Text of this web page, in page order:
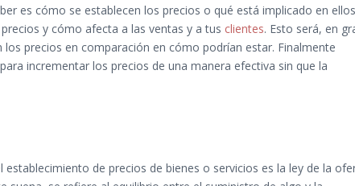
es cómo se establecen los precios o qué está implicado en
y cómo afecta a las ventas y a tus clientes. Esto será, en
precios en comparación en cómo podrían estar. Finalmente
incrementar los precios de una manera efectiva sin que la
establecimiento de precios de bienes o servicios es la ley de la